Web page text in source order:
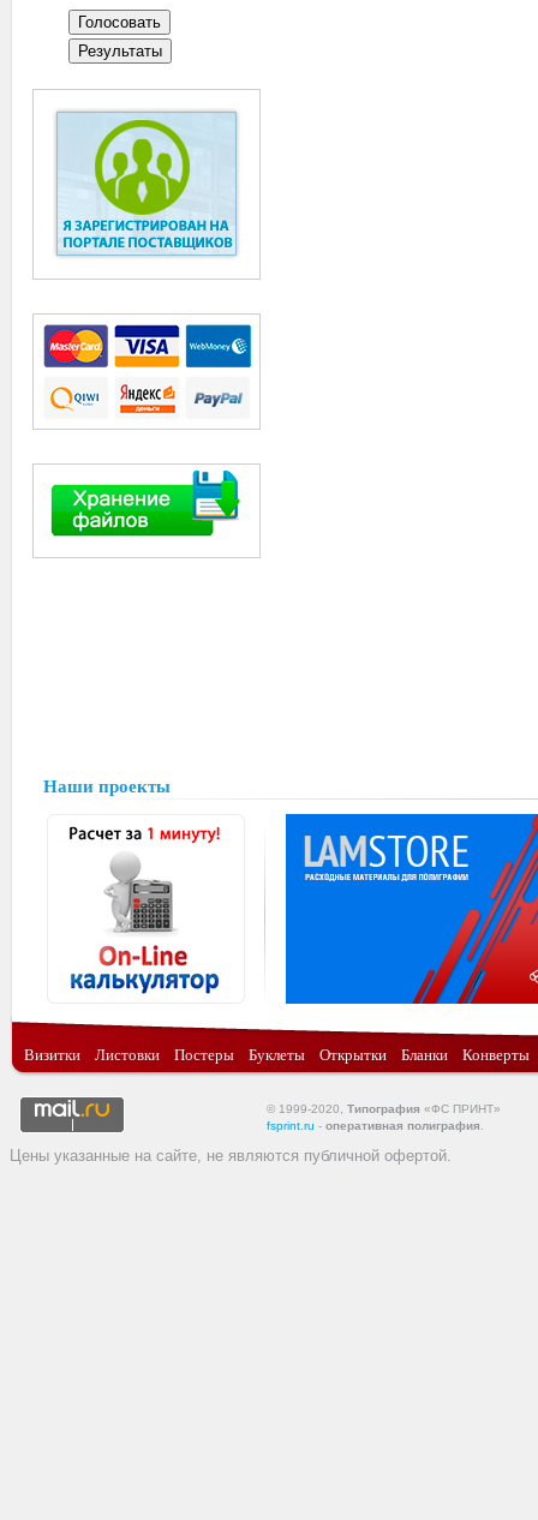
Наши проекты
Визитки Листовки Постеры Буклеты Открытки Бланки Конверты
© 1999-2020, Типография «ФС ПРИНТ»
fsprint.ru - оперативная полиграфия
Цены указанные на сайте, не являются публичной офертой.